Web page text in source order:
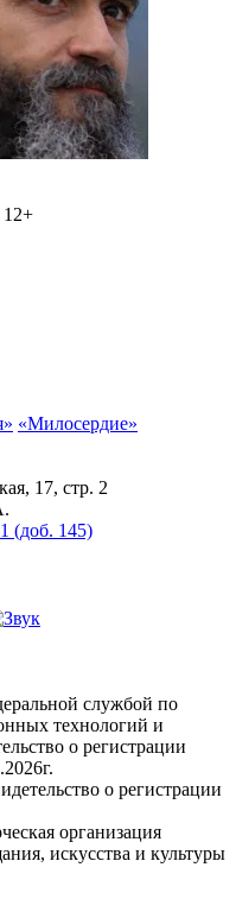
«Милосердие»
17, стр. 2
(доб. 145)
службой по
технологий и
о регистрации
о регистрации
организация
искусства и культуры